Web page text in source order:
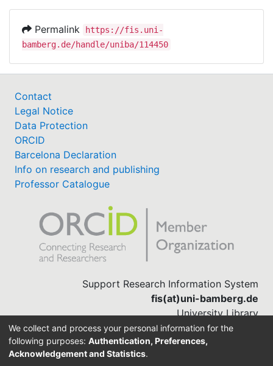
Permalink
https://fis.uni-
bamberg.de/handle/uniba/114450
Contact
Legal Notice
Data Protection
ORCID
Barcelona Declaration
Info on research and publishing
Professor Catalogue
Support Research Information System
fis(at)uni-bamberg.de
University Library
(0951) 863-1568
We collect and process your personal information for the
following purposes: Authentication, Preferences,
Acknowledgement and Statistics.